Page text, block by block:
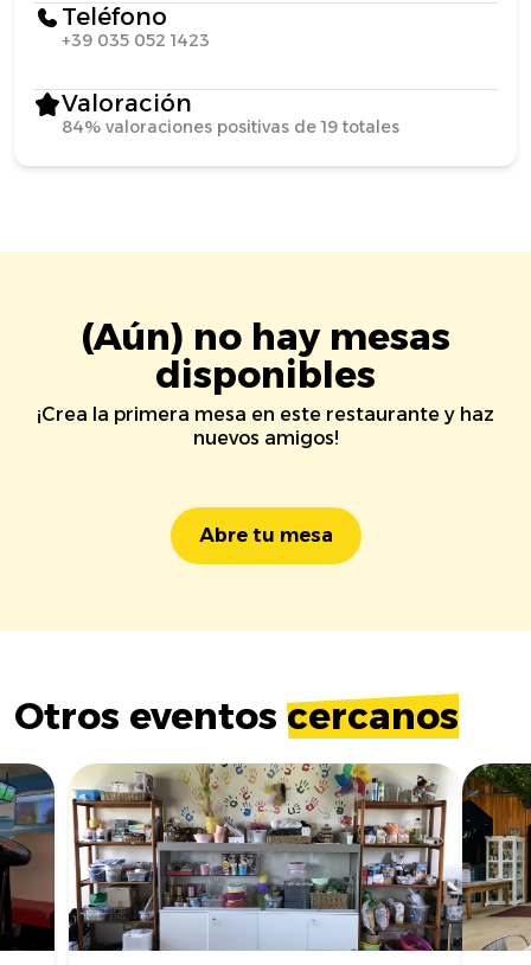
Teléfono
+39 035 052 1423
Valoración
84% valoraciones positivas de 19 totales
(Aún) no hay mesas
disponibles
¡Crea la primera mesa en este restaurante y haz
nuevos amigos!
Abre tu mesa
Otros eventos cercanos